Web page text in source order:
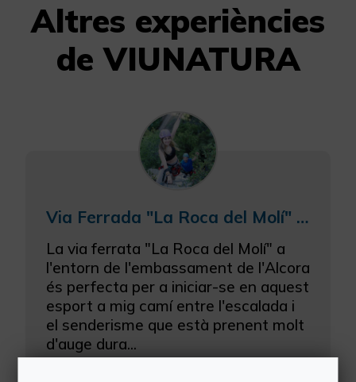
Altres experiències
de VIUNATURA
Via Ferrada "La Roca del Molí" en Alcora
La via ferrata "La Roca del Molí" a
l'entorn de l'embassament de l'Alcora
és perfecta per a iniciar-se en aquest
esport a mig camí entre l'escalada i
el senderisme que està prenent molt
d'auge dura...